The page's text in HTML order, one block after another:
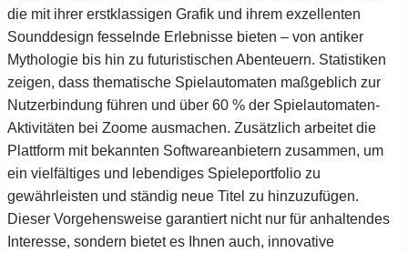
die mit ihrer erstklassigen Grafik und ihrem exzellenten
Sounddesign fesselnde Erlebnisse bieten – von antiker
Mythologie bis hin zu futuristischen Abenteuern. Statistiken
zeigen, dass thematische Spielautomaten maßgeblich zur
Nutzerbindung führen und über 60 % der Spielautomaten-
Aktivitäten bei Zoome ausmachen. Zusätzlich arbeitet die
Plattform mit bekannten Softwareanbietern zusammen, um
ein vielfältiges und lebendiges Spieleportfolio zu
gewährleisten und ständig neue Titel zu hinzuzufügen.
Dieser Vorgehensweise garantiert nicht nur für anhaltendes
Interesse, sondern bietet es Ihnen auch, innovative